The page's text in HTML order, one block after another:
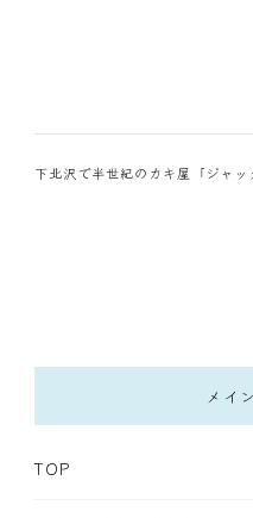
下北沢で半世紀のカキ屋「ジャッ
メイ
TOP